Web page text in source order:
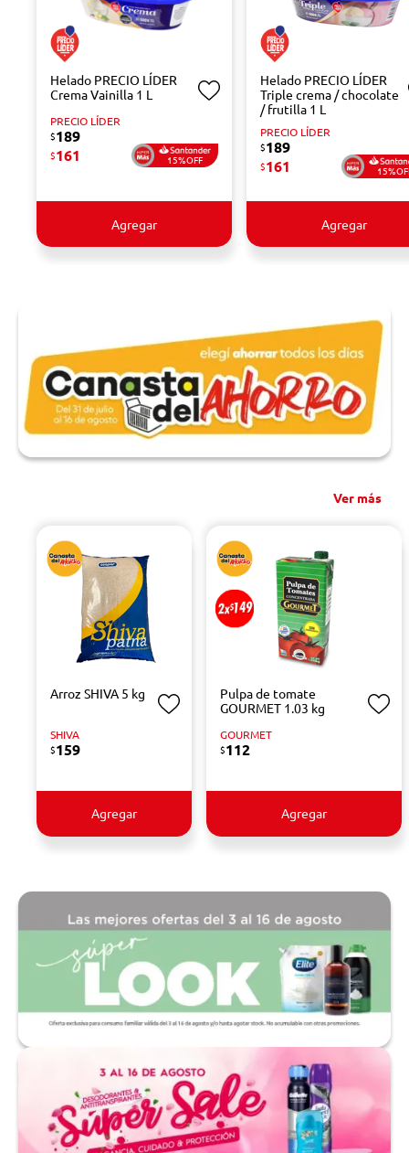
Helado PRECIO LÍDER
Crema Vainilla 1 L
PRECIO LÍDER
$189
$161 15%OFF
Agregar
Helado PRECIO LÍDER
Triple crema / chocolate
/ frutilla 1 L
PRECIO LÍDER
$189
$161
Agregar
Ver más
Arroz SHIVA 5 kg
SHIVA
$159
Agregar
Pulpa de tomate
GOURMET 1.03 kg
GOURMET
$112
Agregar